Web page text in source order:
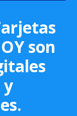
son
y